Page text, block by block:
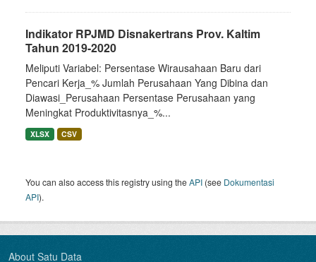
Indikator RPJMD Disnakertrans Prov. Kaltim
Tahun 2019-2020
Meliputi Variabel: Persentase Wirausahaan Baru dari
Pencari Kerja_% Jumlah Perusahaan Yang Dibina dan
Diawasi_Perusahaan Persentase Perusahaan yang
Meningkat Produktivitasnya_%...
XLSX CSV
You can also access this registry using theAPI (see Dokumentasi
API).
About Satu Data